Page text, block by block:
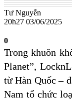
Tư Nguyễn
20h27 03/06/2025
0
Trong khuôn
Planet”,
từ Hàn Quốc –
Nam tổ chức